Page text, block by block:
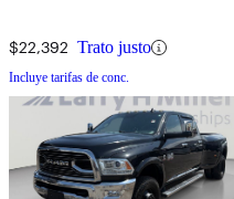
$22,392 Trato justo
Incluye tarifas de conc.